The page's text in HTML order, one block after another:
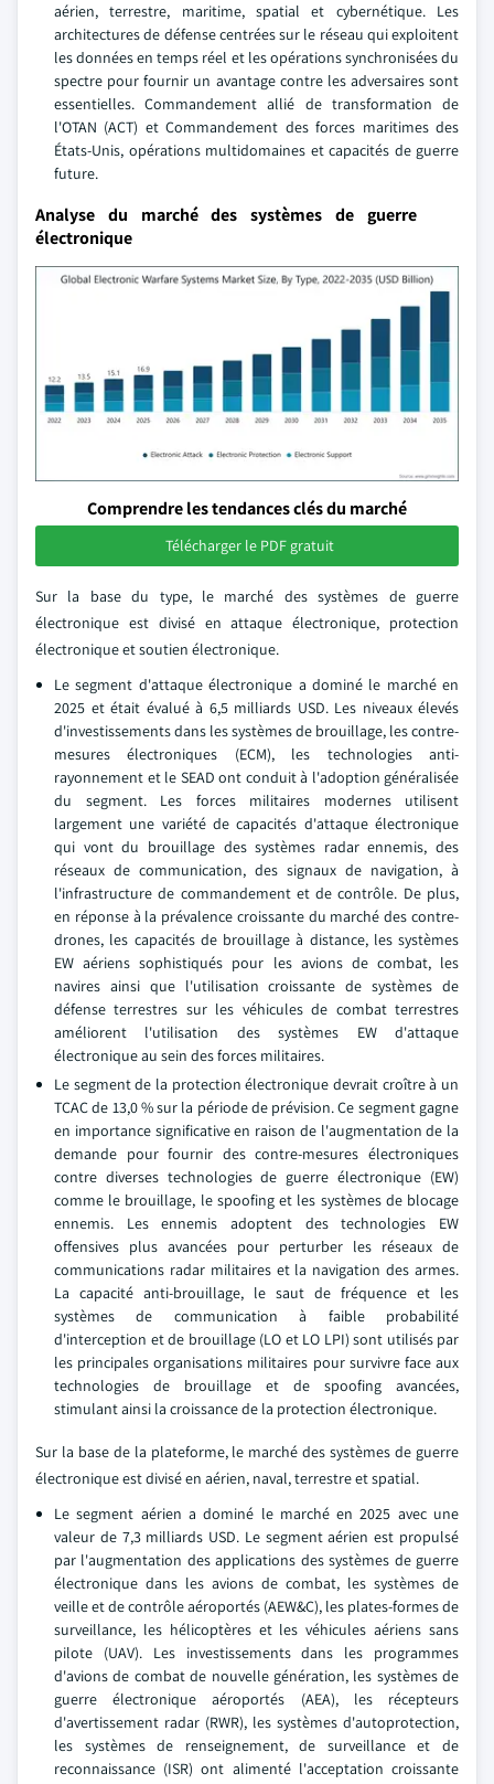
aérien, terrestre, maritime, spatial et cybernétique. Les
architectures de défense centrées sur le réseau qui exploitent
les données en temps réel et les opérations synchronisées du
spectre pour fournir un avantage contre les adversaires sont
essentielles. Commandement allié de transformation de
l'OTAN (ACT) et Commandement des forces maritimes des
États-Unis, opérations multidomaines et capacités de guerre
future.
Analyse du marché des systèmes de guerre
électronique
Comprendre les tendances clés du marché
Télécharger le PDF gratuit
Sur la base du type, le marché des systèmes de guerre
électronique est divisé en attaque électronique, protection
électronique et soutien électronique.
Le segment d'attaque électronique a dominé le marché en
2025 et était évalué à 6,5 milliards USD. Les niveaux élevés
d'investissements dans les systèmes de brouillage, les contre-
mesures électroniques (ECM), les technologies anti-
rayonnement et le SEAD ont conduit à l'adoption généralisée
du segment. Les forces militaires modernes utilisent
largement une variété de capacités d'attaque électronique
qui vont du brouillage des systèmes radar ennemis, des
réseaux de communication, des signaux de navigation, à
l'infrastructure de commandement et de contrôle. De plus,
en réponse à la prévalence croissante du marché des contre-
drones, les capacités de brouillage à distance, les systèmes
EW aériens sophistiqués pour les avions de combat, les
navires ainsi que l'utilisation croissante de systèmes de
défense terrestres sur les véhicules de combat terrestres
améliorent l'utilisation des systèmes EW d'attaque
électronique au sein des forces militaires.
Le segment de la protection électronique devrait croître à un
TCAC de 13,0 % sur la période de prévision. Ce segment gagne
en importance significative en raison de l'augmentation de la
demande pour fournir des contre-mesures électroniques
contre diverses technologies de guerre électronique (EW)
comme le brouillage, le spoofing et les systèmes de blocage
ennemis. Les ennemis adoptent des technologies EW
offensives plus avancées pour perturber les réseaux de
communications radar militaires et la navigation des armes.
La capacité anti-brouillage, le saut de fréquence et les
systèmes de communication à faible probabilité
d'interception et de brouillage (LO et LO LPI) sont utilisés par
les principales organisations militaires pour survivre face aux
technologies de brouillage et de spoofing avancées,
stimulant ainsi la croissance de la protection électronique.
Sur la base de la plateforme, le marché des systèmes de guerre
électronique est divisé en aérien, naval, terrestre et spatial.
Le segment aérien a dominé le marché en 2025 avec une
valeur de 7,3 milliards USD. Le segment aérien est propulsé
par l'augmentation des applications des systèmes de guerre
électronique dans les avions de combat, les systèmes de
veille et de contrôle aéroportés (AEW&C), les plates-formes de
surveillance, les hélicoptères et les véhicules aériens sans
pilote (UAV). Les investissements dans les programmes
d'avions de combat de nouvelle génération, les systèmes de
guerre électronique aéroportés (AEA), les récepteurs
d'avertissement radar (RWR), les systèmes d'autoprotection,
les systèmes de renseignement, de surveillance et de
reconnaissance (ISR) ont alimenté l'acceptation croissante